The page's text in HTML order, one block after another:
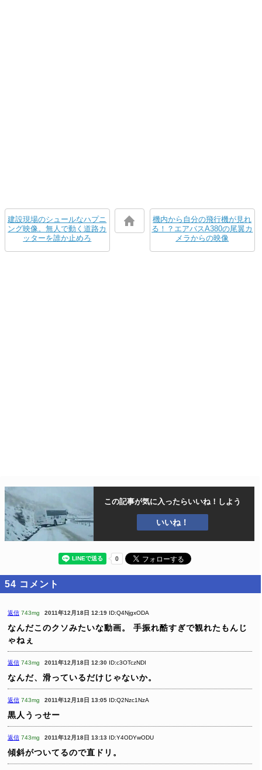
建設現場のシュールなハプニ
ング映像。無人で動く道路カ
ッターを誰か止めろ
機内から自分の飛行機が見れ
る！？エアバスA380の尾翼カ
メラからの映像
この記事が気に入ったらいいね！しよう
いいね！
54 コメント
返信 743mg 2011年12月18日 12:19 ID:Q4NjgxODA
なんだこのクソみたいな動画。
手振れ酷すぎで観れたもんじ
ゃねぇ
返信 743mg 2011年12月18日 12:30 ID:c3OTczNDI
なんだ、滑っているだけじゃないか。
返信 743mg 2011年12月18日 13:05 ID:Q2Nzc1NzA
黒人うっせー
返信 743mg 2011年12月18日 13:13 ID:Y4ODYwODU
傾斜がついてるので直ドリ。